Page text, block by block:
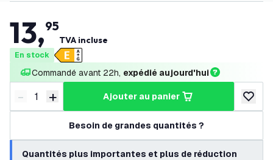
13,95
TVA incluse
En stock
Commandé avant 22h, expédié aujourd'hui
Diminuer la quantité
- Augmenter la quantité
+ ajouter au panier
Besoin de grandes quantités ?
Quantités plus importantes et plus de réduction